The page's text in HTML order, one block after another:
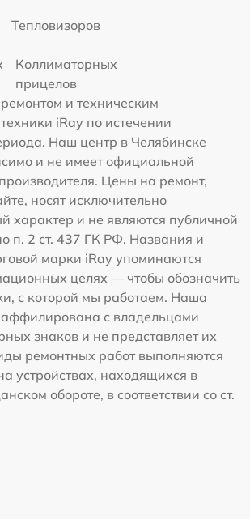
Тепловизоров
Коллиматорных
прицелов
и техническим
iRay по истечении
Наш центр в Челябинске
и не имеет официальной
Цены на ремонт,
носят исключительно
характер и не являются публичной
п. 2 ст. 437 ГК РФ. Названия и
марки iRay упоминаются
целях — чтобы обозначить
с которой мы работаем. Наша
с владельцами
знаков и не представляет их
ремонтных работ выполняются
устройствах, находящихся в
обороте, в соответствии со ст.